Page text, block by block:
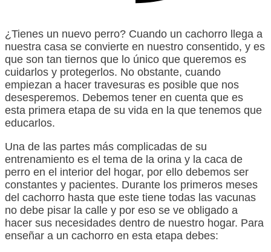
¿Tienes un nuevo perro? Cuando un cachorro llega a
nuestra casa se convierte en nuestro consentido, y es
que son tan tiernos que lo único que queremos es
cuidarlos y protegerlos. No obstante, cuando
empiezan a hacer travesuras es posible que nos
desesperemos. Debemos tener en cuenta que es
esta primera etapa de su vida en la que tenemos que
educarlos.
Una de las partes más complicadas de su
entrenamiento es el tema de la orina y la caca de
perro en el interior del hogar, por ello debemos ser
constantes y pacientes. Durante los primeros meses
del cachorro hasta que este tiene todas las vacunas
no debe pisar la calle y por eso se ve obligado a
hacer sus necesidades dentro de nuestro hogar. Para
enseñar a un cachorro en esta etapa debes: